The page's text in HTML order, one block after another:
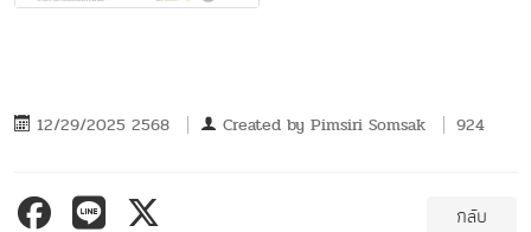
12/29/2025 2568 Created by Pimsiri Somsak 924
กลับ